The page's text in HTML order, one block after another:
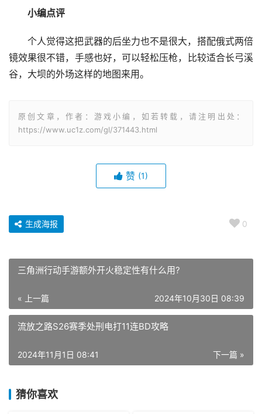
小编点评
个人觉得这把武器的后坐力也不是很大，搭配俄式两倍
镜效果很不错，手感也好，可以轻松压枪，比较适合长弓溪
谷，大坝的外场这样的地图来用。
原创文章，作者：游戏小编，如若转载，请注明出处：
https://www.uc1z.com/gl/371443.html
赞 (1)
0
生成海报
三角洲行动手游额外开火稳定性有什么用?
« 上一篇 2024年10月30日 08:39
流放之路S26赛季处刑电打11连BD攻略
下一篇 »
2024年11月1日 08:41
猜你喜欢